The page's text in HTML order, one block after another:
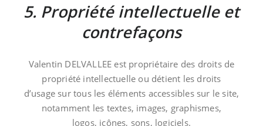
5. Propriété intellectuelle et
contrefaçons
Valentin DELVALLEE est propriétaire des droits de
propriété intellectuelle ou détient les droits
d’usage sur tous les éléments accessibles sur le site,
notamment les textes, images, graphismes,
logos, icônes, sons, logiciels.